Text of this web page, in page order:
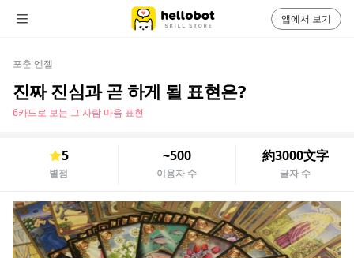
포춘 엔젤
진짜 진심과 곧 하게 될 표현은?
6카드로 보는 그 사람 마음 표현
5
별점
~500
이용자 수
約3000文字
글자 수
앱에서 보기